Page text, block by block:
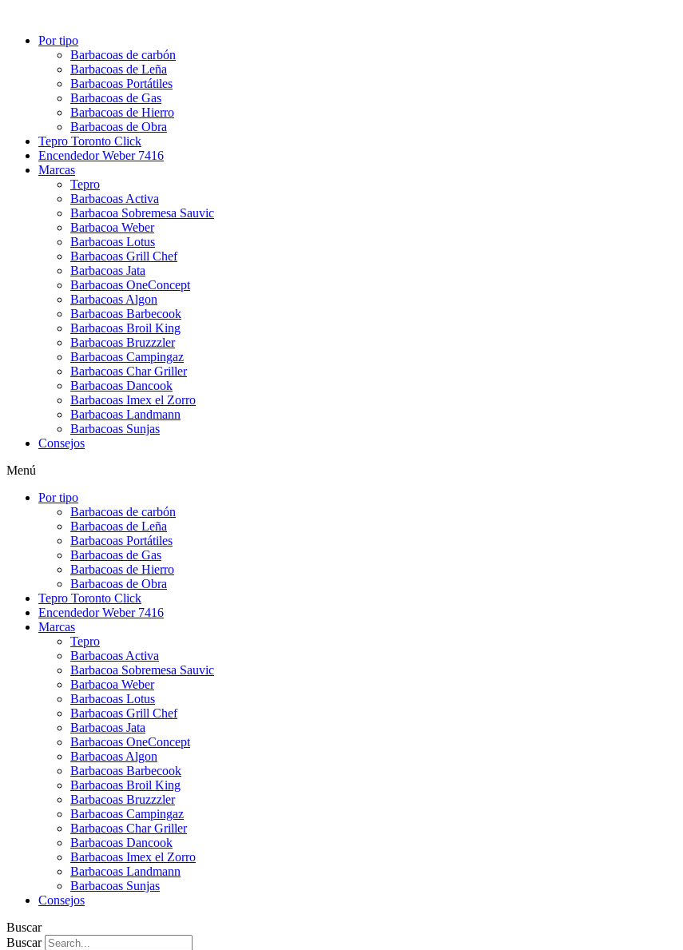
Por tipo
Barbacoas de carbón
Barbacoas de Leña
Barbacoas Portátiles
Barbacoas de Gas
Barbacoas de Hierro
Barbacoas de Obra
Tepro Toronto Click
Encendedor Weber 7416
Marcas
Tepro
Barbacoas Activa
Barbacoa Sobremesa Sauvic
Barbacoa Weber
Barbacoas Lotus
Barbacoas Grill Chef
Barbacoas Jata
Barbacoas OneConcept
Barbacoas Algon
Barbacoas Barbecook
Barbacoas Broil King
Barbacoas Bruzzzler
Barbacoas Campingaz
Barbacoas Char Griller
Barbacoas Dancook
Barbacoas Imex el Zorro
Barbacoas Landmann
Barbacoas Sunjas
Consejos
Menú
Por tipo
Barbacoas de carbón
Barbacoas de Leña
Barbacoas Portátiles
Barbacoas de Gas
Barbacoas de Hierro
Barbacoas de Obra
Tepro Toronto Click
Encendedor Weber 7416
Marcas
Tepro
Barbacoas Activa
Barbacoa Sobremesa Sauvic
Barbacoa Weber
Barbacoas Lotus
Barbacoas Grill Chef
Barbacoas Jata
Barbacoas OneConcept
Barbacoas Algon
Barbacoas Barbecook
Barbacoas Broil King
Barbacoas Bruzzzler
Barbacoas Campingaz
Barbacoas Char Griller
Barbacoas Dancook
Barbacoas Imex el Zorro
Barbacoas Landmann
Barbacoas Sunjas
Consejos
Buscar
Buscar